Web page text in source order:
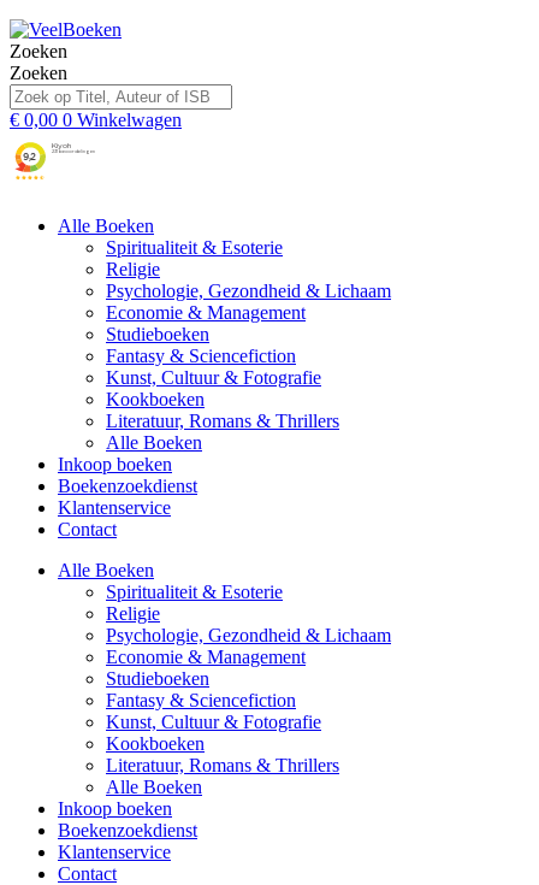
Zoeken
Zoeken
€ 0,00 0 Winkelwagen
Alle Boeken
Spiritualiteit & Esoterie
Religie
Psychologie, Gezondheid & Lichaam
Economie & Management
Studieboeken
Fantasy & Sciencefiction
Kunst, Cultuur & Fotografie
Kookboeken
Literatuur, Romans & Thrillers
Alle Boeken
Inkoop boeken
Boekenzoekdienst
Klantenservice
Contact
Alle Boeken
Spiritualiteit & Esoterie
Religie
Psychologie, Gezondheid & Lichaam
Economie & Management
Studieboeken
Fantasy & Sciencefiction
Kunst, Cultuur & Fotografie
Kookboeken
Literatuur, Romans & Thrillers
Alle Boeken
Inkoop boeken
Boekenzoekdienst
Klantenservice
Contact